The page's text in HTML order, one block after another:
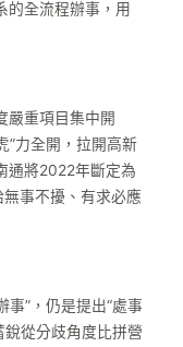
的全流程辦事，用
嚴重項目集中開
”力全開，拉開高新
通將2022年斷定為
事不擾、有求必應
事”，仍是提出“處事
銳從分歧角度比拼營